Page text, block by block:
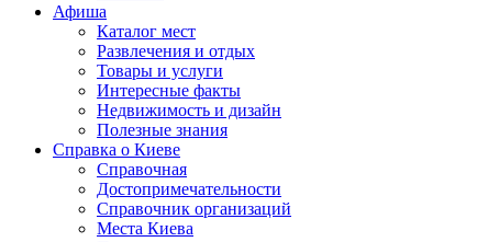
Афиша
Каталог мест
Развлечения и отдых
Товары и услуги
Интересные факты
Недвижимость и дизайн
Полезные знания
Справка о Киеве
Справочная
Достопримечательности
Справочник организаций
Места Киева